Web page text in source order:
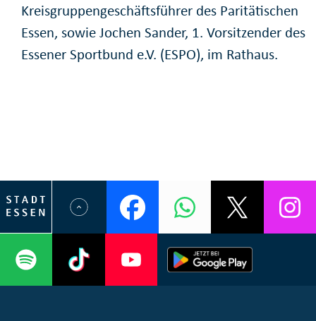
Kreisgruppengeschäftsführer des Paritätischen
Essen, sowie Jochen Sander, 1. Vorsitzender des
Essener Sportbund e.V. (ESPO), im Rathaus.